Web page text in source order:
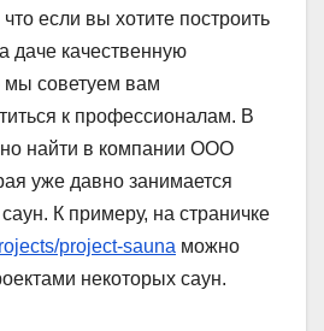
если вы хотите построить
даче качественную
мы советуем вам
к профессионалам. В
найти в компании ООО
уже давно занимается
К примеру, на страничке
project-sauna можно
некоторых саун.